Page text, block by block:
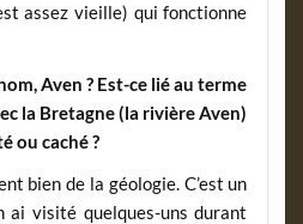
assez vieille) qui fonctionne
Aven ? Est-ce lié au terme
la Bretagne (la rivière Aven)
ou caché ?
bien de la géologie. C’est un
ai visité quelques-uns durant